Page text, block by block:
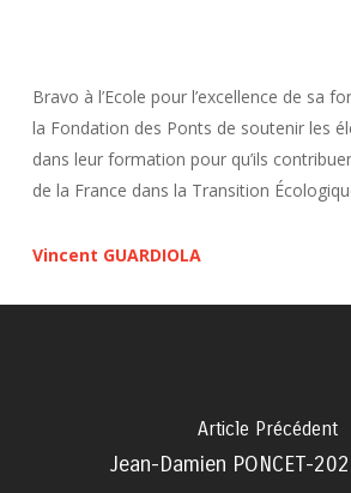
Bravo à l’Ecole pour l’excellence de sa
la Fondation des Ponts de soutenir les
dans leur formation pour qu’ils
de la France dans la Transition
Vincent GUARDIOLA
Article Précédent
Jean-Damien PONCET-